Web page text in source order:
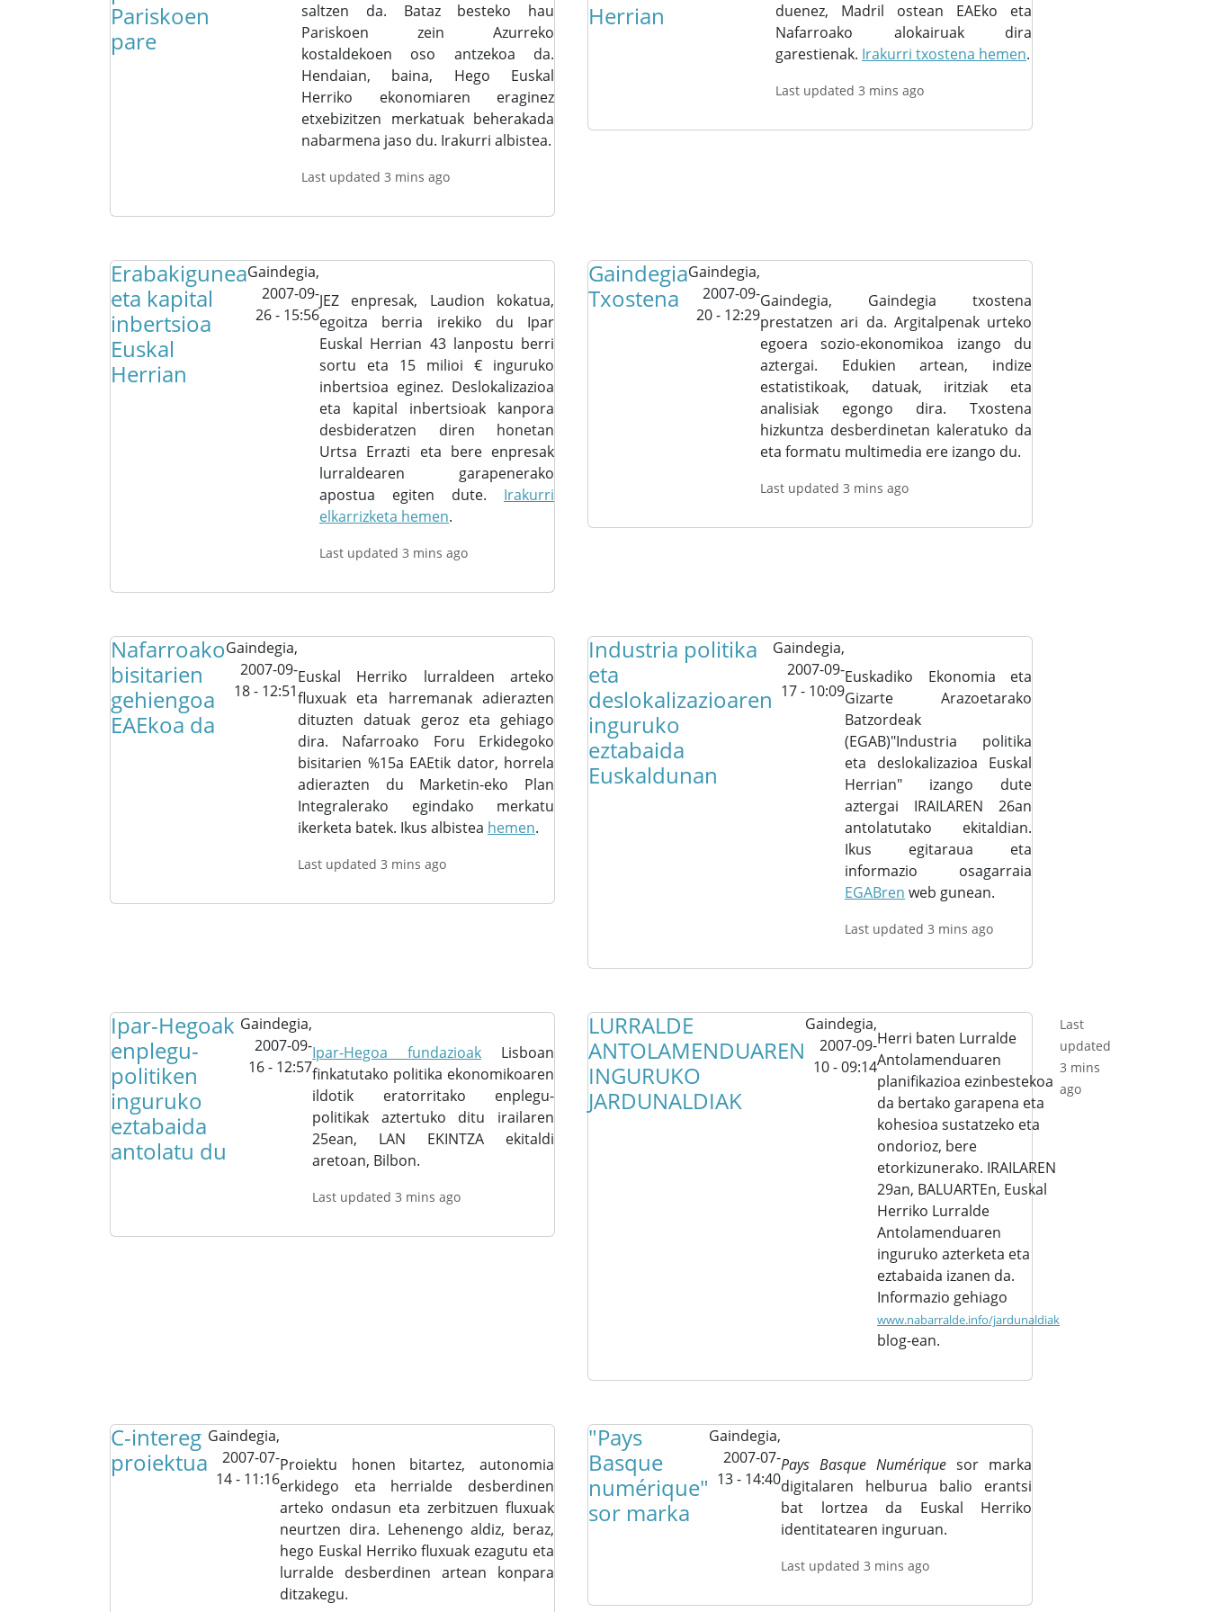
Pariskoen
pare
saltzen da. Bataz besteko hau
Pariskoen zein Azurreko
kostaldekoen oso antzekoa da.
Hendaian, baina, Hego Euskal
Herriko ekonomiaren eraginez
etxebizitzen merkatuak beherakada
nabarmena jaso du. Irakurri albistea.
Last updated 3 mins ago
Herrian
duenez, Madril ostean EAEko eta
Nafarroako alokairuak dira
garestienak. Irakurri txostena hemen.
Last updated 3 mins ago
Erabakigunea
eta kapital
inbertsioa
Euskal
Herrian
Gaindegia,
2007-09-
26 - 15:56
JEZ enpresak, Laudion kokatua,
egoitza berria irekiko du Ipar
Euskal Herrian 43 lanpostu berri
sortu eta 15 milioi € inguruko
inbertsioa eginez. Deslokalizazioa
eta kapital inbertsioak kanpora
desbideratzen diren honetan
Urtsa Errazti eta bere enpresak
lurraldearen garapenerako
apostua egiten dute. Irakurri
elkarrizketa hemen.
Last updated 3 mins ago
Gaindegia
Txostena
Gaindegia,
2007-09-
20 - 12:29
Gaindegia, Gaindegia txostena
prestatzen ari da. Argitalpenak urteko
egoera sozio-ekonomikoa izango du
aztergai. Edukien artean, indize
estatistikoak, datuak, iritziak eta
analisiak egongo dira. Txostena
hizkuntza desberdinetan kaleratuko da
eta formatu multimedia ere izango du.
Last updated 3 mins ago
Nafarroako
bisitarien
gehiengoa
EAEkoa da
Gaindegia,
2007-09-
18 - 12:51
Euskal Herriko lurraldeen arteko
fluxuak eta harremanak adierazten
dituzten datuak geroz eta gehiago
dira. Nafarroako Foru Erkidegoko
bisitarien %15a EAEtik dator, horrela
adierazten du Marketin-eko Plan
Integralerako egindako merkatu
ikerketa batek. Ikus albistea hemen.
Last updated 3 mins ago
Industria politika
eta
deslokalizazioaren
inguruko
eztabaida
Euskaldunan
Gaindegia,
2007-09-
17 - 10:09
Euskadiko Ekonomia eta
Gizarte Arazoetarako
Batzordeak
(EGAB)"Industria politika
eta deslokalizazioa Euskal
Herrian" izango dute
aztergai IRAILAREN 26an
antolatutako ekitaldian.
Ikus egitaraua eta
informazio osagarraia
EGABren web gunean.
Last updated 3 mins ago
Ipar-Hegoak
enplegu-
politiken
inguruko
eztabaida
antolatu du
Gaindegia,
2007-09-
16 - 12:57
Ipar-Hegoa fundazioak Lisboan
finkatutako politika ekonomikoaren
ildotik eratorritako enplegu-
politikak aztertuko ditu irailaren
25ean, LAN EKINTZA ekitaldi
aretoan, Bilbon.
Last updated 3 mins ago
LURRALDE
ANTOLAMENDUAREN
INGURUKO
JARDUNALDIAK
Gaindegia,
2007-09-
10 - 09:14
Herri baten Lurralde
Antolamenduaren
planifikazioa ezinbestekoa
da bertako garapena eta
kohesioa sustatzeko eta
ondorioz, bere
etorkizunerako. IRAILAREN
29an, BALUARTEn, Euskal
Herriko Lurralde
Antolamenduaren
inguruko azterketa eta
eztabaida izanen da.
Informazio gehiago
www.nabarralde.info/jardunaldiak
blog-ean.
Last
updated
3 mins
ago
C-intereg
proiektua
Gaindegia,
2007-07-
14 - 11:16
Proiektu honen bitartez, autonomia
erkidego eta herrialde desberdinen
arteko ondasun eta zerbitzuen fluxuak
neurtzen dira. Lehenengo aldiz, beraz,
hego Euskal Herriko fluxuak ezagutu eta
lurralde desberdinen artean konpara
ditzakegu.
"Pays
Basque
numérique"
sor marka
Gaindegia,
2007-07-
13 - 14:40
Pays Basque Numérique sor marka
digitalaren helburua balio erantsi
bat lortzea da Euskal Herriko
identitatearen inguruan.
Last updated 3 mins ago